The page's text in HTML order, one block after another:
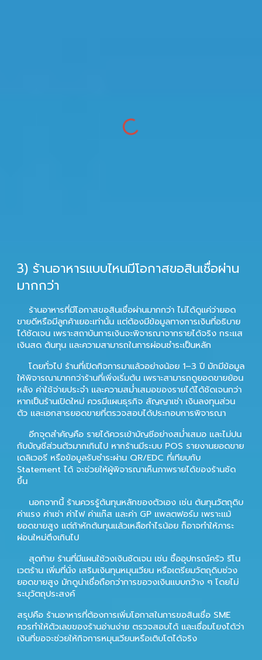
3) ร้านอาหารแบบไหนมีโอกาสขอสินเชื่อผ่าน
มากกว่า
ร้านอาหารที่มีโอกาสขอสินเชื่อผ่านมากกว่า ไม่ได้ดูแค่ว่ายอด
ขายดีหรือมีลูกค้าเยอะเท่านั้น แต่ต้องมีข้อมูลทางการเงินที่อธิบาย
ได้ชัดเจน เพราะสถาบันการเงินจะพิจารณาจากรายได้จริง กระแส
เงินสด ต้นทุน และความสามารถในการผ่อนชำระเป็นหลัก
โดยทั่วไป ร้านที่เปิดกิจการมาแล้วอย่างน้อย 1–3 ปี มักมีข้อมูล
ให้พิจารณามากกว่าร้านที่เพิ่งเริ่มต้น เพราะสามารถดูยอดขายย้อน
หลัง ค่าใช้จ่ายประจำ และความสม่ำเสมอของรายได้ได้ชัดเจนกว่า
หากเป็นร้านเปิดใหม่ ควรมีแผนธุรกิจ สัญญาเช่า เงินลงทุนส่วน
ตัว และเอกสารยอดขายที่ตรวจสอบได้ประกอบการพิจารณา
อีกจุดสำคัญคือ รายได้ควรเข้าบัญชีอย่างสม่ำเสมอ และไม่ปน
กับบัญชีส่วนตัวมากเกินไป หากร้านมีระบบ POS รายงานยอดขาย
เดลิเวอรี หรือข้อมูลรับชำระผ่าน QR/EDC ที่เทียบกับ
Statement ได้ จะช่วยให้ผู้พิจารณาเห็นภาพรายได้ของร้านชัด
ขึ้น
นอกจากนี้ ร้านควรรู้ต้นทุนหลักของตัวเอง เช่น ต้นทุนวัตถุดิบ
ค่าแรง ค่าเช่า ค่าไฟ ค่าแก๊ส และค่า GP แพลตฟอร์ม เพราะแม้
ยอดขายสูง แต่ถ้าหักต้นทุนแล้วเหลือกำไรน้อย ก็อาจทำให้ภาระ
ผ่อนใหม่ตึงเกินไป
สุดท้าย ร้านที่มีแผนใช้วงเงินชัดเจน เช่น ซื้ออุปกรณ์ครัว รีโน
เวตร้าน เพิ่มที่นั่ง เสริมเงินทุนหมุนเวียน หรือเตรียมวัตถุดิบช่วง
ยอดขายสูง มักดูน่าเชื่อถือกว่าการขอวงเงินแบบกว้าง ๆ โดยไม่
ระบุวัตถุประสงค์
สรุปคือ ร้านอาหารที่ต้องการเพิ่มโอกาสในการขอสินเชื่อ SME
ควรทำให้ตัวเลขของร้านอ่านง่าย ตรวจสอบได้ และเชื่อมโยงได้ว่า
เงินที่ขอจะช่วยให้กิจการหมุนเวียนหรือเติบโตได้จริง